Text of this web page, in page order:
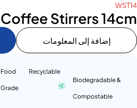
WST14
Coffee Stirrers 14cm
إضافة إلى المعلومات
Biodegradable &
Compostable
Recyclable
Food
Grade